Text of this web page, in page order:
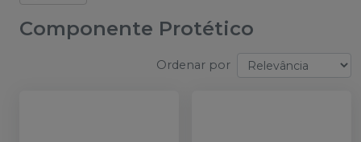
Componente Protético
Ordenar por